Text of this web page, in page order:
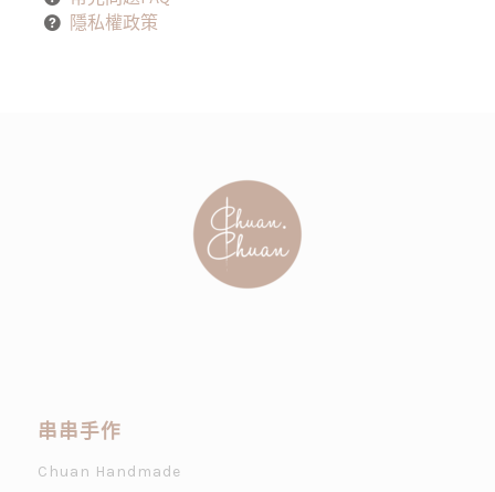
隱私權政策
串串手作
Chuan Handmade